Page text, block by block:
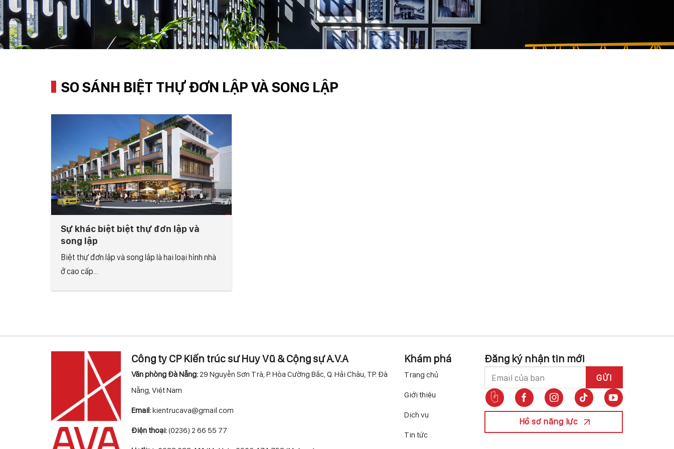
SO SÁNH BIỆT THỰ ĐƠN LẬP VÀ SONG LẬP
Sự khác biệt biệt thự đơn lập và
song lập
Biệt thự đơn lập và song lập là hai loại hình nhà
ở cao cấp...
Công ty CP Kiến trúc sư Huy Vũ & Cộng sự A.V.A
Văn phòng Đà Nẵng:29 Nguyễn Sơn Trà, P. Hòa Cường Bắc, Q. Hải Châu, TP. Đà
Nẵng, Việt Nam
Email:kientrucava@gmail.com
Điện thoại:(0236) 2 66 55 77
Khám phá
Trang chủ
Giới thiệu
Dịch vụ
Tin tức
Đăng ký nhận tin mới
Hồ sơ năng lực